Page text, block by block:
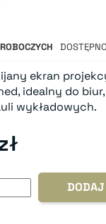
ekran
idealny do
wykładowych.